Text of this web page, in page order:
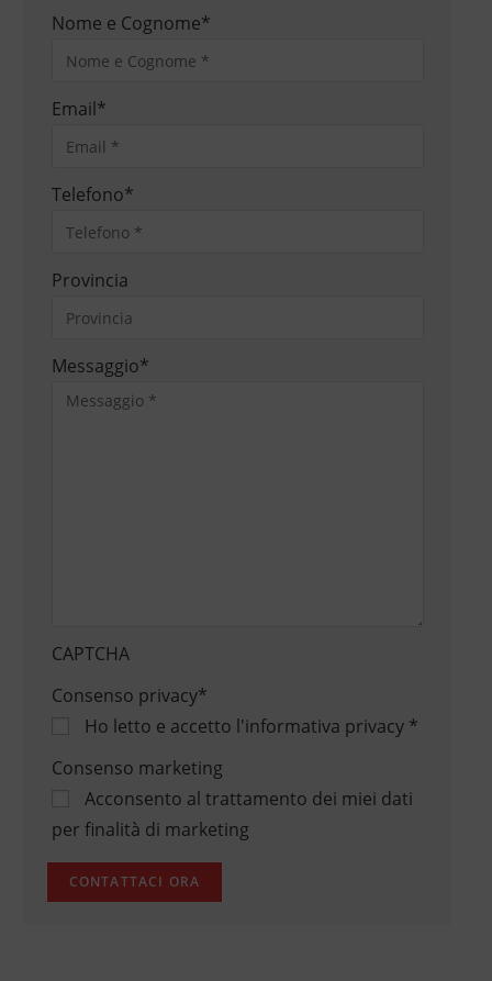
Nome e Cognome*
Email*
Telefono*
Provincia
Messaggio*
CAPTCHA
Consenso privacy*
Ho letto e accetto l'informativa privacy*
Consenso marketing
Acconsento al trattamento dei miei dati
per finalità di marketing